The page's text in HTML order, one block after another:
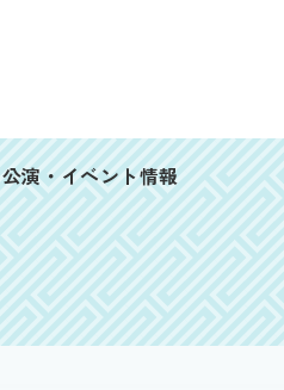
公演・イベント情報